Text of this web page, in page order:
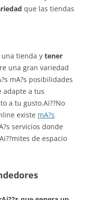
que las tiendas
tienda y tener
una gran variedad
mA?s posibilidades
adapte a tus
a tu gusto.Ai??No
existe mA?s
servicios donde
de espacio